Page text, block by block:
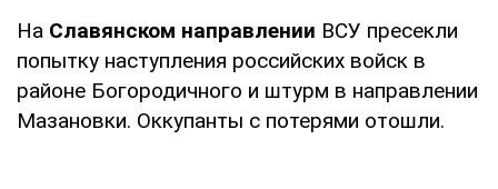
На Славянском направлении ВСУ пресекли
попытку наступления российских войск в
районе Богородичного и штурм в направлении
Мазановки. Оккупанты с потерями отошли.